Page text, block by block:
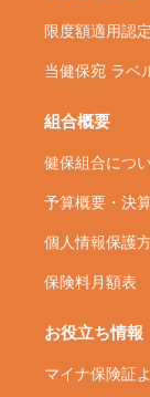
限度額適用認
当健保宛 ラベ
組合概要
健保組合につ
予算概要・決
個人情報保護
保険料月額表
お役立ち情報
マイナ保険証